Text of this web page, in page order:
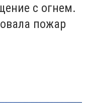
с огнем.
пожар